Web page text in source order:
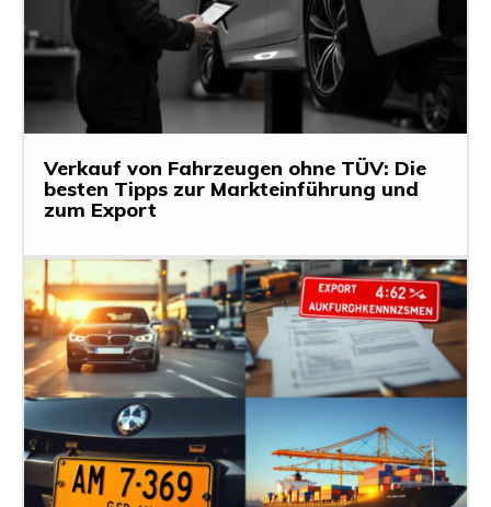
Verkauf von Fahrzeugen ohne TÜV: Die
besten Tipps zur Markteinführung und
zum Export